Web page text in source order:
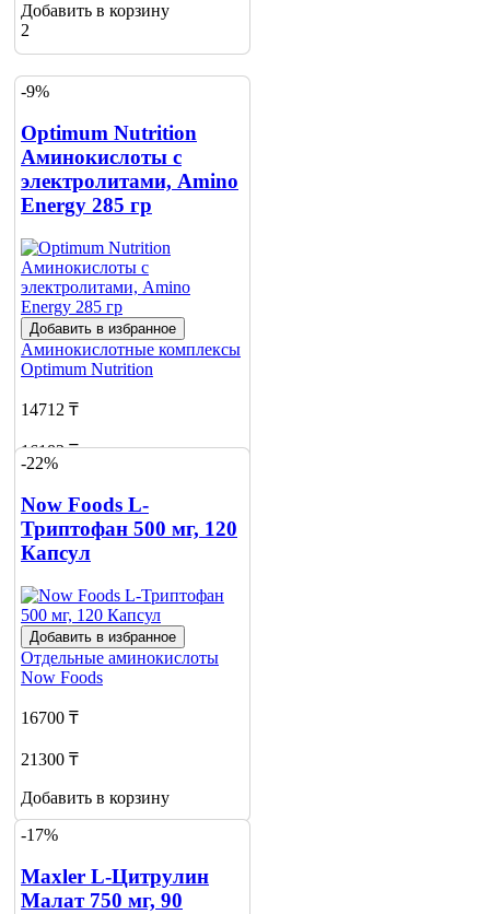
Добавить в корзину
2
-9%
Optimum Nutrition
Аминокислоты с
электролитами, Amino
Energy 285 гр
Добавить в избранное
Аминокислотные комплексы
Optimum Nutrition
14712 ₸
16183 ₸
3
-22%
Now Foods L-
Триптофан 500 мг, 120
Капсул
Добавить в избранное
Отдельные аминокислоты
Now Foods
16700 ₸
21300 ₸
Добавить в корзину
-17%
Maxler L-Цитрулин
Малат 750 мг, 90